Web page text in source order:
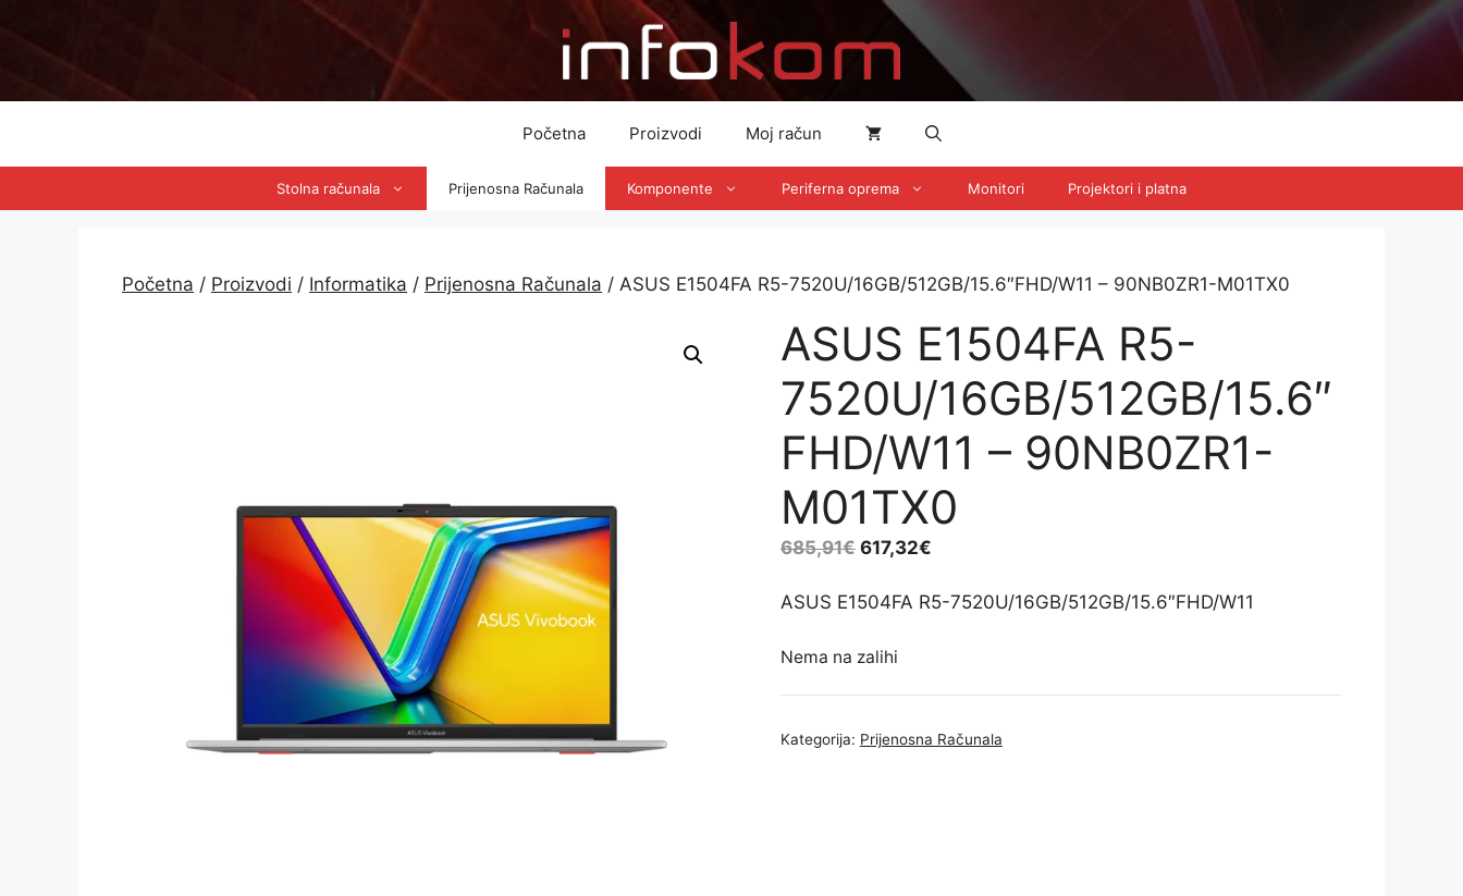
Početna Proizvodi Moj račun
Stolna računala Prijenosna Računala Komponente Periferna oprema Monitori Projektori i platna
Početna / Proizvodi / Informatika / Prijenosna Računala / ASUS E1504FA R5-7520U/16GB/512GB/15.6″FHD/W11 – 90NB0ZR1-M01TX0
ASUS E1504FA R5-
7520U/16GB/512GB/15.6″
FHD/W11 – 90NB0ZR1-
M01TX0
685,91€ 617,32€
ASUS E1504FA R5-7520U/16GB/512GB/15.6″FHD/W11
Nema na zalihi
Kategorija: Prijenosna Računala